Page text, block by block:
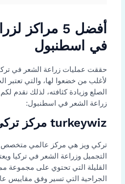
أفضل 5 مراكز
في اسطنبول
حققت عمليات زراعة الشعر في
لأغلب من خضعوا لها، والتي تعتبر
الصلع وزيادة كثافته، لذلك نقدم
زراعة الشعر في اسطنبول:
turkeywiz مركز تركي ويز
تركي ويز هي مركز عالمي
التجميل وزراعة الشعر في تركيا
القليلة التي تحتوي على مجموعة
الجراحية التي تسير وفق مقاييس